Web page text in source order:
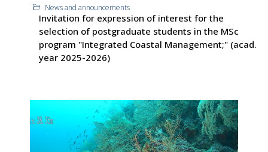
News and announcements
Invitation for expression of interest for the
selection of postgraduate students in the MSc
program "Integrated Coastal Management;" (acad.
year 2025-2026)